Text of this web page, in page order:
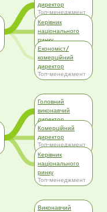
директор
Топ-менеджмент
Керівник
національного
ринку
Топ-менеджмент
Економіст/
комерційний
директор
Топ-менеджмент
Головний
виконавчий
директор
Топ-менеджмент
Комерційний
директор
Топ-менеджмент
Керівник
національного
ринку
Топ-менеджмент
Виконавчий